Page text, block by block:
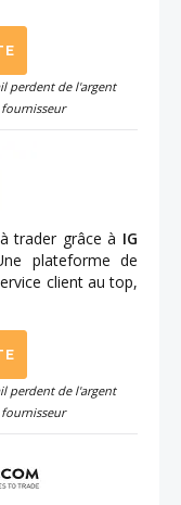
perdent de l'argent
fournisseur
trader grâce à IG
plateforme de
client au top,
perdent de l'argent
fournisseur